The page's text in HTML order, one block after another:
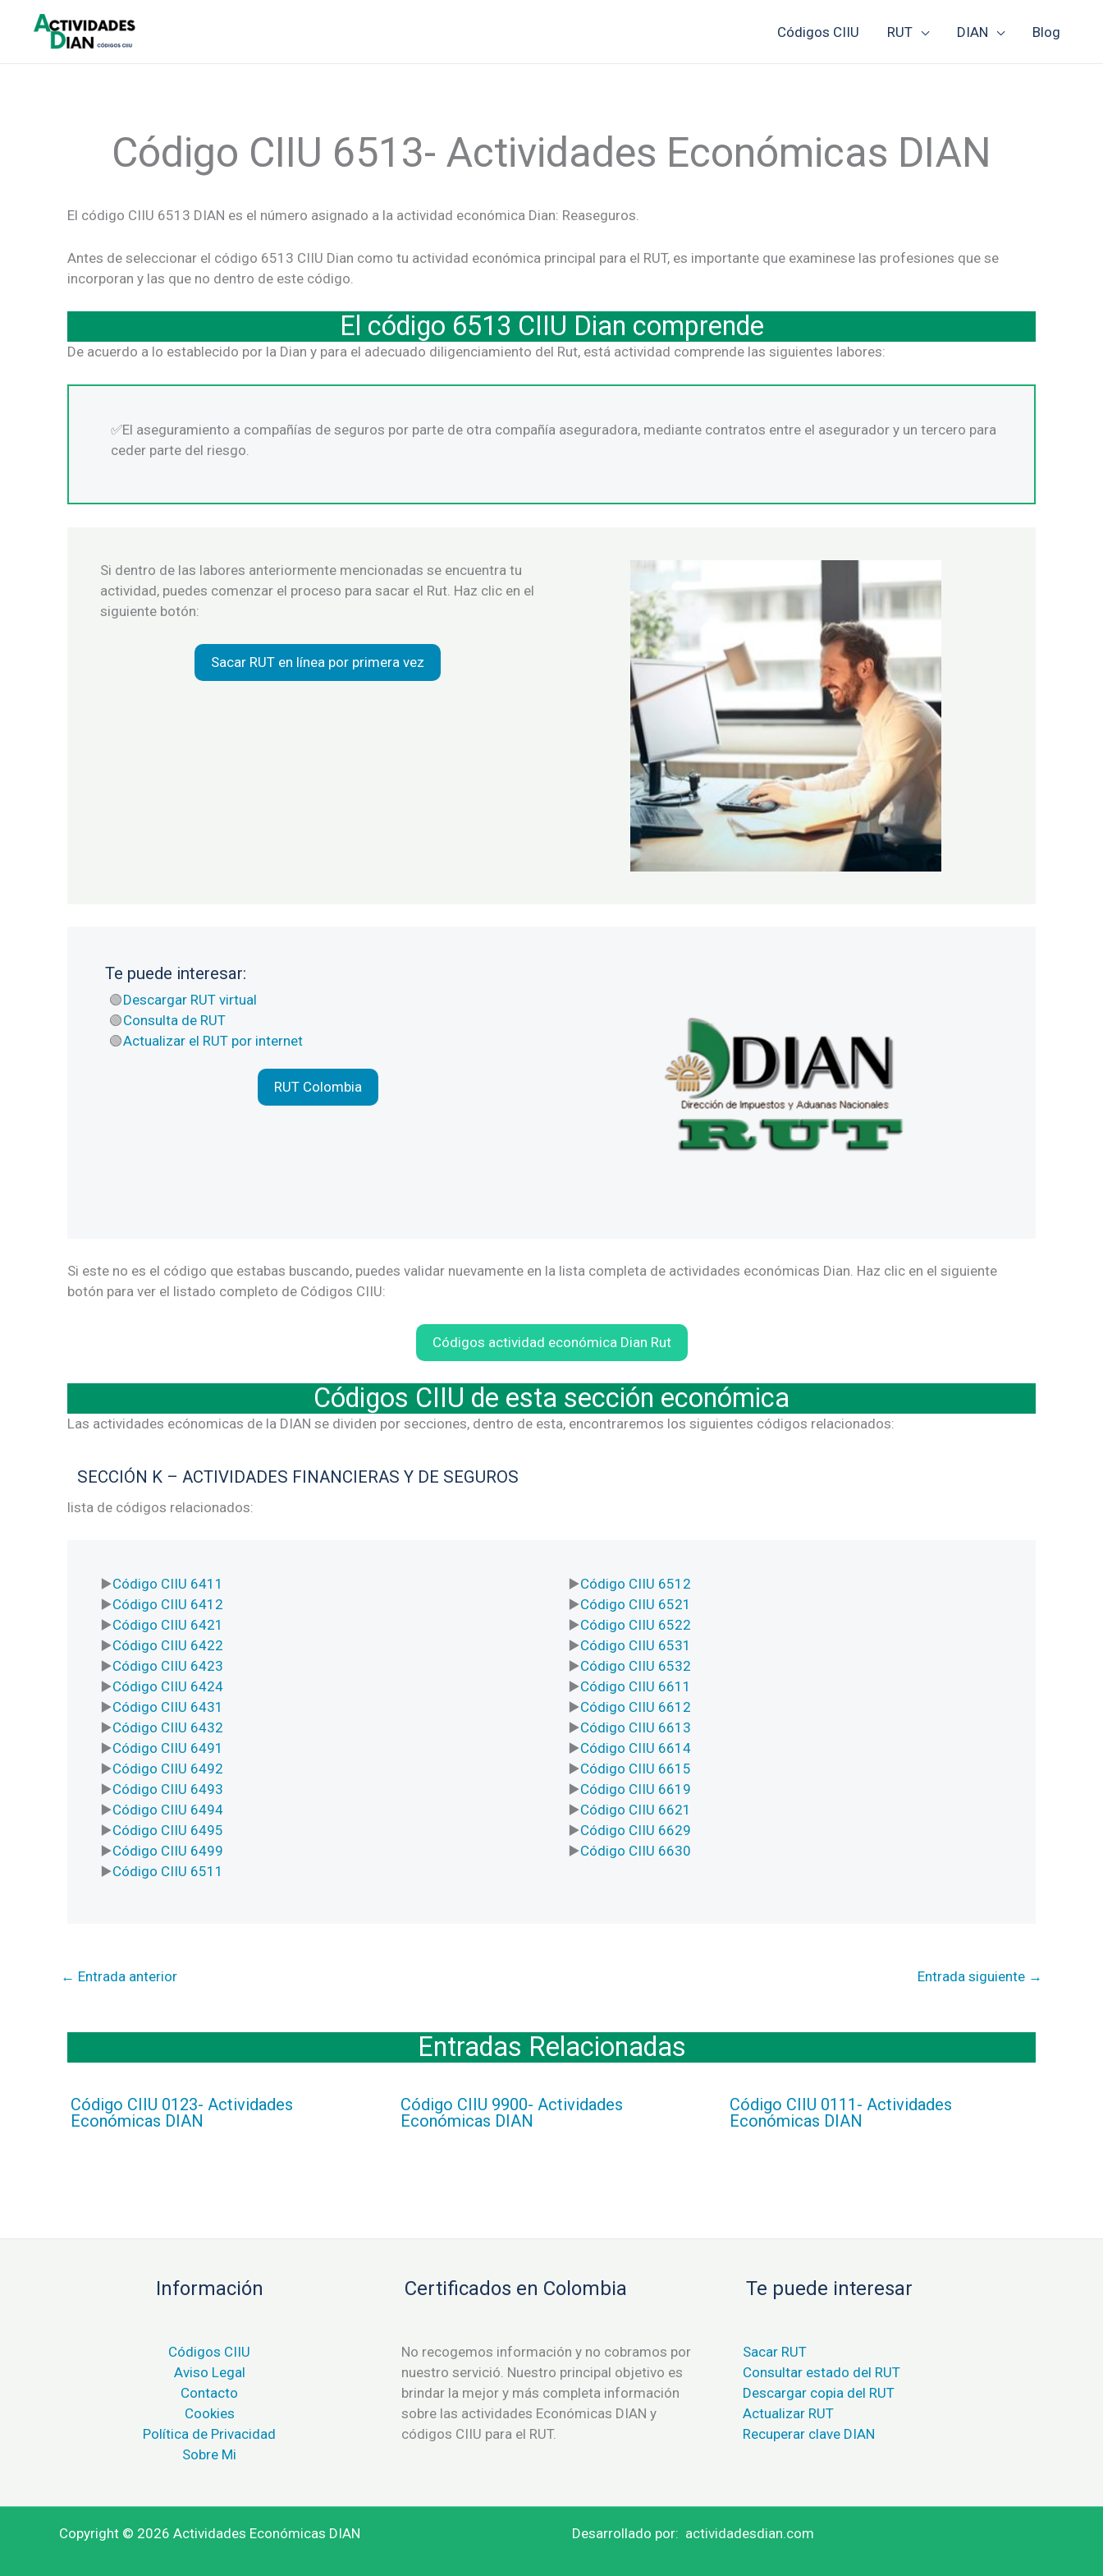
contenido
Códigos CIIU RUT DIAN Blog
Código CIIU 6513- Actividades Económicas DIAN
El código CIIU 6513 DIAN es el número asignado a la actividad económica Dian: Reaseguros.
Antes de seleccionar el código 6513 CIIU Dian como tu actividad económica principal para el RUT, es importante que examinese las profesiones que se
incorporan y las que no dentro de este código.
El código 6513 CIIU Dian comprende
De acuerdo a lo establecido por la Dian y para el adecuado diligenciamiento del Rut, está actividad comprende las siguientes labores:
El aseguramiento a compañías de seguros por parte de otra compañía aseguradora, mediante contratos entre el asegurador y un tercero para
ceder parte del riesgo.
Si dentro de las labores anteriormente mencionadas se encuentra tu
actividad, puedes comenzar el proceso para sacar el Rut. Haz clic en el
siguiente botón:
Sacar RUT en línea por primera vez
Te puede interesar:
Descargar RUT virtual
Consulta de RUT
Actualizar el RUT por internet
RUT Colombia
Si este no es el código que estabas buscando, puedes validar nuevamente en la lista completa de actividades económicas Dian. Haz clic en el siguiente
botón para ver el listado completo de Códigos CIIU:
Códigos actividad económica Dian Rut
Códigos CIIU de esta sección económica
Las actividades ecónomicas de la DIAN se dividen por secciones, dentro de esta, encontraremos los siguientes códigos relacionados:
SECCIÓN K – ACTIVIDADES FINANCIERAS Y DE SEGUROS
lista de códigos relacionados:
Código CIIU 6411
Código CIIU 6412
Código CIIU 6421
Código CIIU 6422
Código CIIU 6423
Código CIIU 6424
Código CIIU 6431
Código CIIU 6432
Código CIIU 6491
Código CIIU 6492
Código CIIU 6493
Código CIIU 6494
Código CIIU 6495
Código CIIU 6499
Código CIIU 6511
Código CIIU 6512
Código CIIU 6521
Código CIIU 6522
Código CIIU 6531
Código CIIU 6532
Código CIIU 6611
Código CIIU 6612
Código CIIU 6613
Código CIIU 6614
Código CIIU 6615
Código CIIU 6619
Código CIIU 6621
Código CIIU 6629
Código CIIU 6630
← Entrada anterior Entrada siguiente →
Entradas Relacionadas
Código CIIU 0123- Actividades
Económicas DIAN
Código CIIU 9900- Actividades
Económicas DIAN
Código CIIU 0111- Actividades
Económicas DIAN
Información
Códigos CIIU
Aviso Legal
Contacto
Cookies
Política de Privacidad
Sobre Mi
Certificados en Colombia
No recogemos información y no cobramos por
nuestro servició. Nuestro principal objetivo es
brindar la mejor y más completa información
sobre las actividades Económicas DIAN y
códigos CIIU para el RUT.
Te puede interesar
Sacar RUT
Consultar estado del RUT
Descargar copia del RUT
Actualizar RUT
Recuperar clave DIAN
Copyright © 2026 Actividades Económicas DIAN Desarrollado por: actividadesdian.com